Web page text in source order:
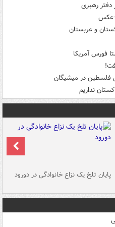
دفتر رهبری
و عربستان
فورس آمریکا
فلسطین در میشیگان
نداریم
پایان تلخ یک نزاع خانوادگی در دورود